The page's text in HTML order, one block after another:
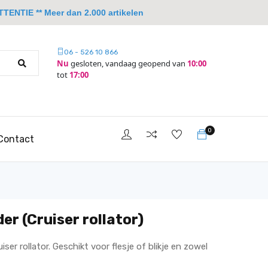
06 - 526 10 866
Nu gesloten, vandaag geopend van 10:00
tot 17:00
0
(Cruiser rollator)
rollator. Geschikt voor flesje of blikje en zowel
** Meer dan 2.000 artikelen